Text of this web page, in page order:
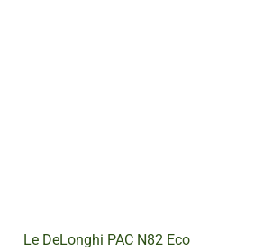
Le DeLonghi PAC N82 Eco